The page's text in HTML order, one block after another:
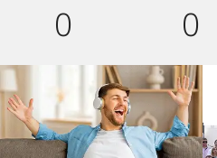
0 0